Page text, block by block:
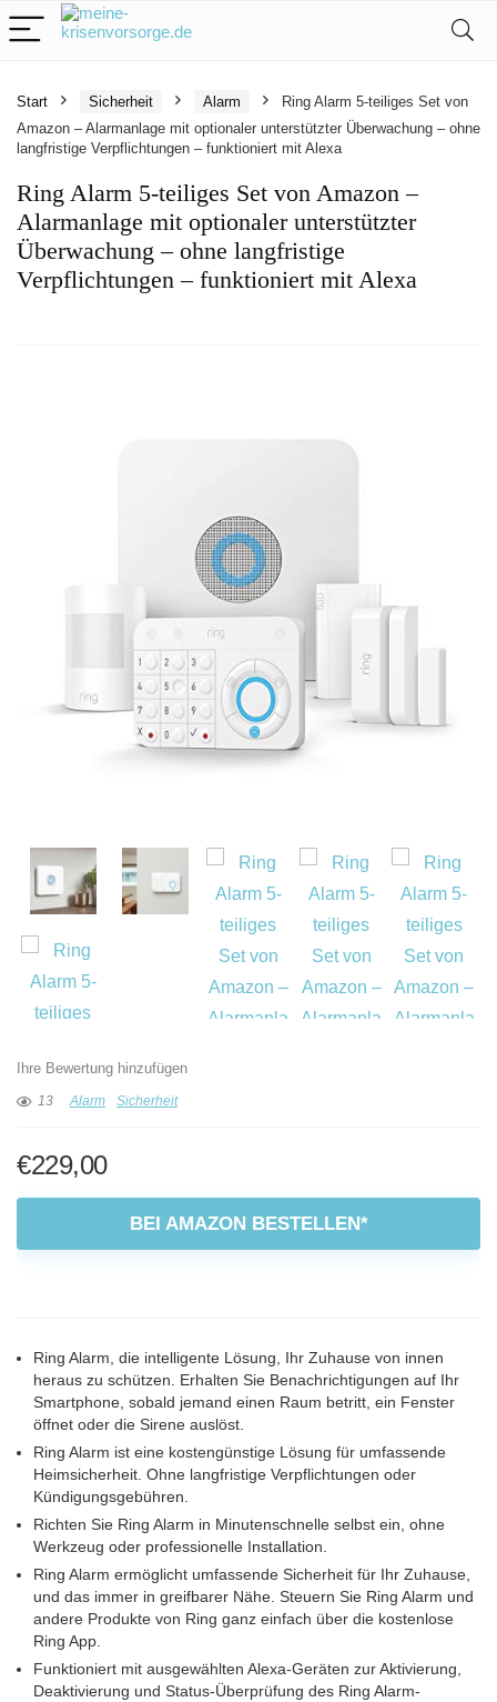
Start Sicherheit Alarm
Ring Alarm 5-teiliges Set von
Amazon – Alarmanlage mit optionaler unterstützter Überwachung – ohne
langfristige Verpflichtungen – funktioniert mit Alexa
Ring Alarm 5-teiliges Set von Amazon –
Alarmanlage mit optionaler unterstützter
Überwachung – ohne langfristige
Verpflichtungen – funktioniert mit Alexa
Ihre Bewertung hinzufügen
13 Alarm Sicherheit
€229,00
BEI AMAZON BESTELLEN*
Ring Alarm, die intelligente Lösung, Ihr Zuhause von innen
heraus zu schützen. Erhalten Sie Benachrichtigungen auf Ihr
Smartphone, sobald jemand einen Raum betritt, ein Fenster
öffnet oder die Sirene auslöst.
Ring Alarm ist eine kostengünstige Lösung für umfassende
Heimsicherheit. Ohne langfristige Verpflichtungen oder
Kündigungsgebühren.
Richten Sie Ring Alarm in Minutenschnelle selbst ein, ohne
Werkzeug oder professionelle Installation.
Ring Alarm ermöglicht umfassende Sicherheit für Ihr Zuhause,
und das immer in greifbarer Nähe. Steuern Sie Ring Alarm und
andere Produkte von Ring ganz einfach über die kostenlose
Ring App.
Funktioniert mit ausgewählten Alexa-Geräten zur Aktivierung,
Deaktivierung und Status-Überprüfung des Ring Alarm-